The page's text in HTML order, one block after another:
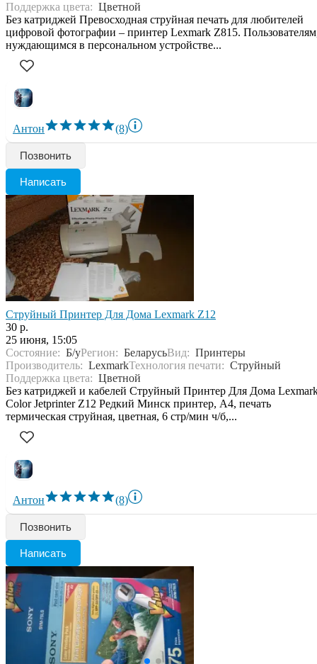
Поддержка цвета: Цветной
Без катриджей Превосходная струйная печать для любителей
цифровой фотографии – принтер Lexmark Z815.
нуждающимся в персональном устройстве...
Антон (8)
Позвонить
Написать
Струйный Принтер Для Дома Lexmark Z12
30 р.
25 июня, 15:05
Состояние: Б/уРегион: БеларусьВид: Принтеры
Производитель: LexmarkТехнология печати: Струйный
Поддержка цвета: Цветной
Без катриджей и кабелей Струйный Принтер Для Дома
Color Jetprinter Z12 Редкий Минск принтер, A4, печать
термическая струйная, цветная, 6 стр/мин ч/б,...
Антон (8)
Позвонить
Написать